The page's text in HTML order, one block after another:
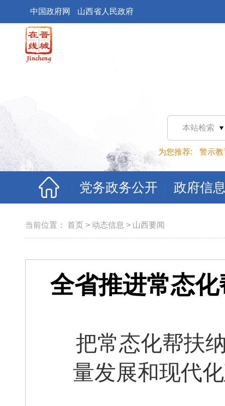
中国政府网 山西省人民政府
本站检索
为您推荐: 警示教
党务政务公开 政府信
当前位置： 首页 > 动态信息 > 山西要闻
全省推进常态
把常态化帮扶
量发展和现代